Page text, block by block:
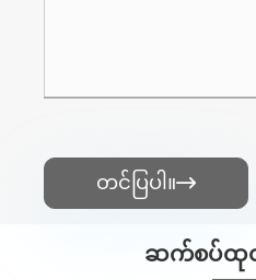
တင်ပြပါ။
ဆက်စပ်ထုတ်